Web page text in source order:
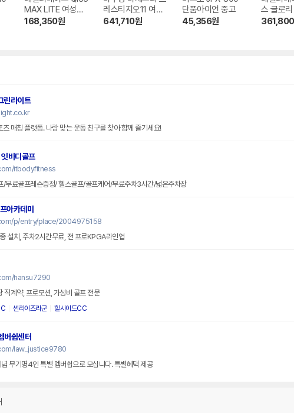
MAX LITE 여성용
레스큐 유틸리티 중
168,350원
레스티지오11 여성
용 페어웨이우드 중
641,710원
단품아이언 중고
45,356원
스 글로
페어웨이
361,800
린라이트
매칭 플랫폼. 나랑 맞는 운동 친구를 찾아 함께 즐기세요!
바디골프
itbodyfitness
/무료골프레슨증정/ 헬스골프/골프케어/무료주차3시간/넓은주차장
아카데미
p/entry/place/2004975158
설치, 주차2시간무료, 전 프로KPGA라인업
hansu7290
직계약, 프로모션, 가성비 골프 전문
썬라이즈라군 힐사이드CC
버쉽센터
law_justice9780
무기명4인 특별 멤버쉽으로 모십니다. 특별혜택 제공